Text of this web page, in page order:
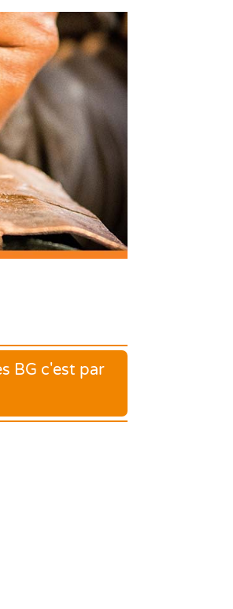
BG c'est par